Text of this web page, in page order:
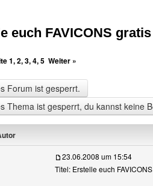
euch FAVICONS gratis
1,2,3,4,5 Weiter »
Forum ist gesperrt.
Thema ist gesperrt, du kannst keine
23.06.2008 um 15:54
Titel: Erstelle euch